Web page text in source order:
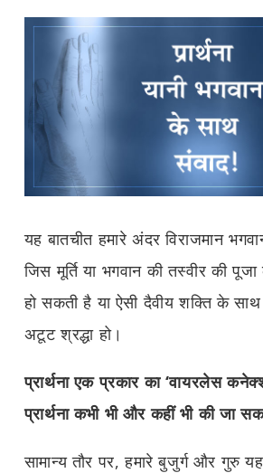
यह बातचीत हमारे अंदर विराजमान
जिस मूर्ति या भगवान की तस्वीर की
हो सकती है या ऐसी दैवीय शक्ति के साथ
अटूट श्रद्धा हो।
प्रार्थना एक प्रकार का ‘वायरलेस
प्रार्थना कभी भी और कहीं भी की जा
सामान्य तौर पर, हमारे बुजुर्ग और गुरु